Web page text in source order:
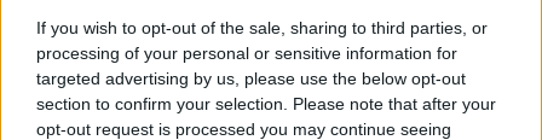
If you wish to opt-out of the sale, sharing to third parties, or
processing of your personal or sensitive information for
targeted advertising by us, please use the below opt-out
section to confirm your selection. Please note that after your
opt-out request is processed you may continue seeing
αφού ολοκληρωθούν οι εργασίες σύνταξης του ΑΠΕ».
TAGS: ΕΚΠΑΙΔΕΥΣΗ